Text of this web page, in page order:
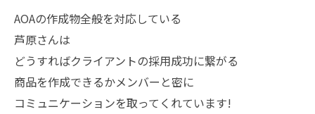
AOAの作成物全般を対応している
芦原さんは
どうすればクライアントの採用成功に繋がる
商品を作成できるかメンバーと密に
コミュニケーションを取ってくれています!